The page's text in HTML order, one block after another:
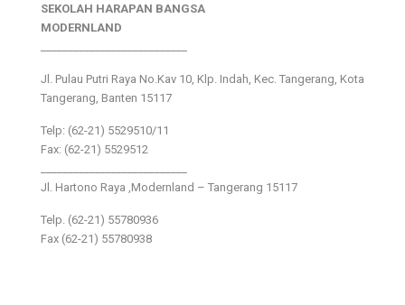
SEKOLAH HARAPAN BANGSA
MODERNLAND
Jl. Pulau Putri Raya No.Kav 10, Klp. Indah, Kec. Tangerang, Kota
Tangerang, Banten 15117
Telp: (62-21) 5529510/11
Fax: (62-21) 5529512
Jl. Hartono Raya ,Modernland – Tangerang 15117
Telp. (62-21) 55780936
Fax (62-21) 55780938